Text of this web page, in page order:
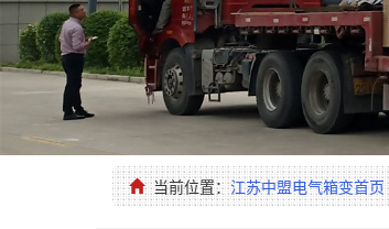
当前位置：江苏中盟电气箱变首页